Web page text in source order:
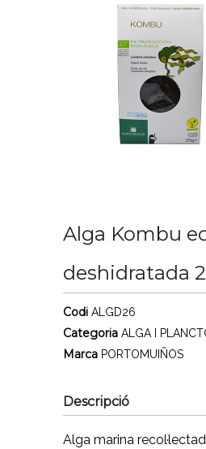
Alga Kombu
deshidratada
CodiALGD26
CategoriaALGA I
Marca PORTOMUIÑOS
Descripció
Alga marina